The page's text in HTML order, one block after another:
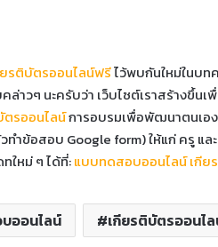
รติบัตรออนไลน์ฟรีไว้พบกันใหม่ในบท
าวๆ นะครับว่า เว็บไซต์เราสร้างขึ้นเ
ตรออนไลน์การอบรมเพื่อพัฒนาตนเอ
ทำข้อสอบ Google form) ให้แก่ ครู แล
ใหม่ ๆ ได้ที่:แบบทดสอบออนไลน์ เกีย
ออนไลน์ เกียรติบัตรออนไ